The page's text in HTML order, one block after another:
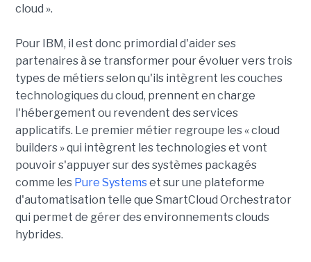
cloud ».
Pour IBM, il est donc primordial d'aider ses
partenaires à se transformer pour évoluer vers trois
types de métiers selon qu'ils intègrent les couches
technologiques du cloud, prennent en charge
l'hébergement ou revendent des services
applicatifs. Le premier métier regroupe les « cloud
builders » qui intègrent les technologies et vont
pouvoir s'appuyer sur des systèmes packagés
comme les Pure Systemset sur une plateforme
d'automatisation telle que SmartCloud Orchestrator
qui permet de gérer des environnements clouds
hybrides.